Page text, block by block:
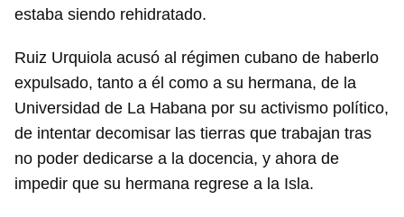
estaba siendo rehidratado.
Ruiz Urquiola acusó al régimen cubano de haberlo
expulsado, tanto a él como a su hermana, de la
Universidad de La Habana por su activismo político,
de intentar decomisar las tierras que trabajan tras
no poder dedicarse a la docencia, y ahora de
impedir que su hermana regrese a la Isla.